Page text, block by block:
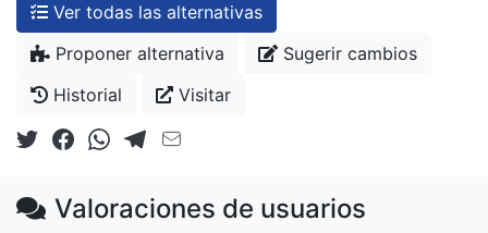
Ver todas las alternativas
Proponer alternativa
Sugerir cambios
Historial
Visitar
Valoraciones de usuarios